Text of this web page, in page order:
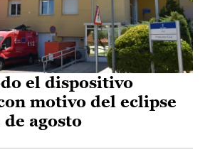
el dispositivo
motivo del eclipse
agosto